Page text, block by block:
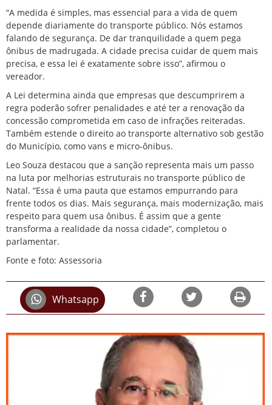
“A medida é simples, mas essencial para a vida de quem
depende diariamente do transporte público. Nós estamos
falando de segurança. De dar tranquilidade a quem pega
ônibus de madrugada. A cidade precisa cuidar de quem mais
precisa, e essa lei é exatamente sobre isso”, afirmou o
vereador.
A Lei determina ainda que empresas que descumprirem a
regra poderão sofrer penalidades e até ter a renovação da
concessão comprometida em caso de infrações reiteradas.
Também estende o direito ao transporte alternativo sob gestão
do Município, como vans e micro-ônibus.
Leo Souza destacou que a sanção representa mais um passo
na luta por melhorias estruturais no transporte público de
Natal. “Essa é uma pauta que estamos empurrando para
frente todos os dias. Mais segurança, mais modernização, mais
respeito para quem usa ônibus. É assim que a gente
transforma a realidade da nossa cidade”, completou o
parlamentar.
Fonte e foto: Assessoria
Whatsapp